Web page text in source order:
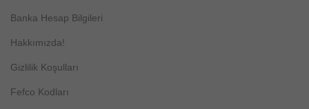
Banka Hesap Bilgileri
Hakkımızda!
Gizlilik Koşulları
Fefco Kodları